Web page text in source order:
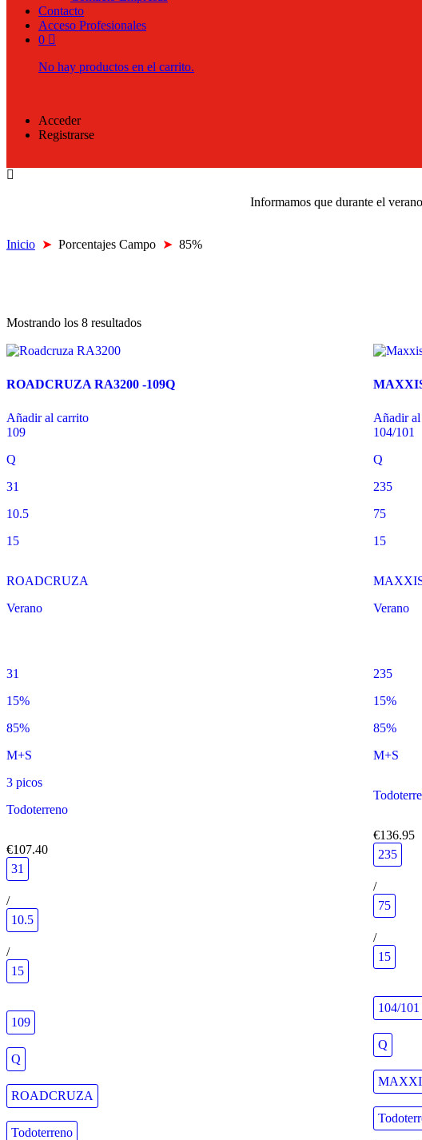
Contacto
Acceso Profesionales
0
No hay productos en el carrito.
Acceder
Registrarse
Informamos que durante el
Inicio ➤ Porcentajes Campo ➤ 85%
Mostrando los 8 resultados
ROADCRUZA RA3200 -109Q
Añadir al carrito
109
Q
31
10.5
15
ROADCRUZA
Verano
31
15%
85%
M+S
3 picos
Todoterreno
€107.40
31
/
10.5
/
15
109
Q
ROADCRUZA
Todoterreno
Añadir
104/101
Q
235
75
15
Verano
235
15%
85%
M+S
€136.95
235
/
75
/
15
104/101
Q